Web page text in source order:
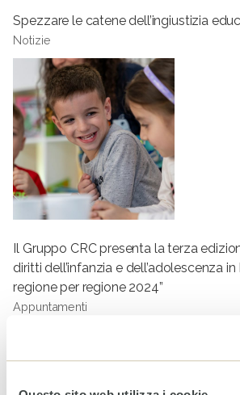
Spezzare le catene dell’ingiustizia
Notizie
Il Gruppo CRC presenta la terza
diritti dell’infanzia e dell’adolescenza
regione per regione 2024”
Appuntamenti
TagGADGET #LIBERITUTTI
DIRITTI DEI BAMBINI TUTELA